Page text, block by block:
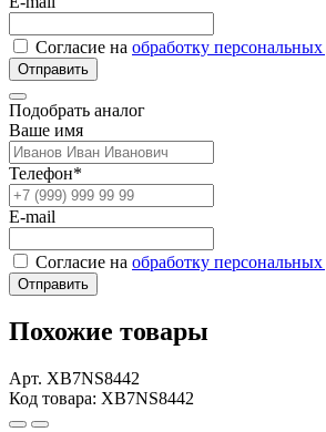
Согласие на обработку
Отправить
Подобрать аналог
Ваше имя
Телефон*
E-mail
Согласие на обработку
Отправить
Похожие товары
Арт. XB7NS8442
Код товара: XB7NS8442